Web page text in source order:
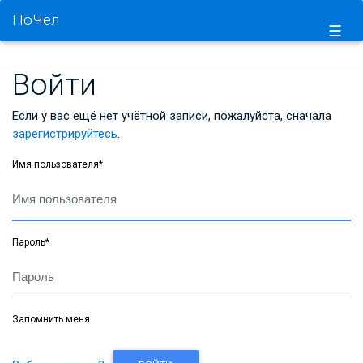
☰
ПоЧел
Войти
Если у вас ещё нет учётной записи, пожалуйста, сначала
зарегистрируйтесь.
Имя пользователя*
Пароль*
Запомнить меня